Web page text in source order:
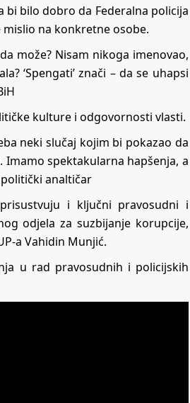
bi bilo dobro da Federalna policija
mislio na konkretne osobe.
može? Nisam nikoga imenovao,
‘Spengati’ znači – da se uhapsi
kulture i odgovornosti vlasti.
neki slučaj kojim bi pokazao da
spektakularna hapšenja, a
analtičar
i ključni pravosudni i
odjela za suzbijanje korupcije,
a Vahidin Munjić.
u rad pravosudnih i policijskih